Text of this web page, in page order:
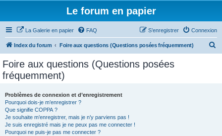
Le forum en papier
La Galerie en papier FAQ Connexion
S’enregistrer
Index du forum Foire aux questions (Questions posées fréquemment)
Foire aux questions (Questions posées
fréquemment)
Problèmes de connexion et d’enregistrement
Pourquoi dois-je m’enregistrer ?
Que signifie COPPA ?
Je souhaite m’enregistrer, mais je n’y parviens pas !
Je suis enregistré mais je ne peux pas me connecter !
Pourquoi ne puis-je pas me connecter ?